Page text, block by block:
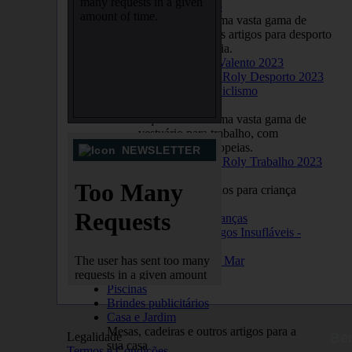
Secção Desporto
Aqui encontra uma vasta gama de
vestuário e outros artigos para desporto
ou para o dia a dia.
Catálogo Valento 2023
Catálogos Roly Desporto 2023
Triatlo e Ciclismo
Aqui encontra uma vasta gama de
vestuário para trabalho, com
certificações europeias.
Catálogos Roly Trabalho 2023
Pórticos de meta, castelos para criança
e tendas
Castelos para crianças
Catálogo de Artigos Insufláveis -
Catálogo Terra e Mar
Pórticos de Meta
Piscinas
Brindes publicitários
Casa e Jardim
Mesas, cadeiras e outros artigos para a
sua casa
NEWSLETTER
Legalidade